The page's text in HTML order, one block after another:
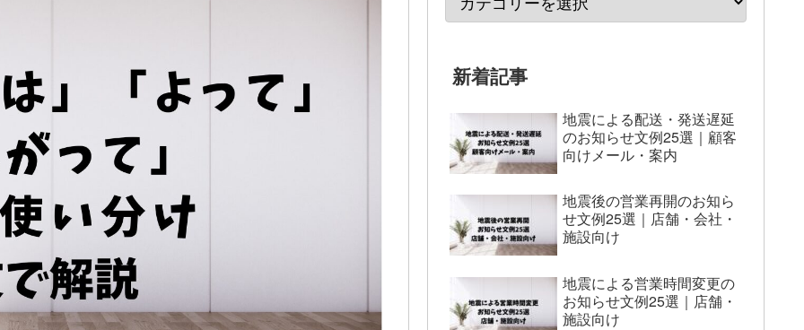
新着記事
地震による配送・発送遅延
のお知らせ文例25選｜顧客
向けメール・案内
地震後の営業再開のお知ら
せ文例25選｜店舗・会社・
施設向け
地震による営業時間変更の
お知らせ文例25選｜店舗・
施設向け